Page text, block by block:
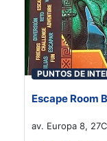
PUNTOS DE
Escape Room
av. Europa 8,